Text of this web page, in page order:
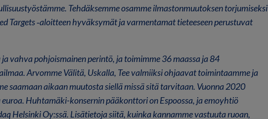
Tehdäksemme osamme ilmastonmuutoksen torjumiseksi
Targets ‑aloitteen hyväksymät ja varmentamat tieteeseen perustuvat
vahva pohjoismainen perintö, ja toimimme 36 maassa ja 84
Arvomme Välitä, Uskalla, Tee valmiiksi ohjaavat toimintaamme ja
saamaan aikaan muutosta siellä missä sitä tarvitaan. Vuonna 2020
Huhtamäki-konsernin pääkonttori on Espoossa, ja emoyhtiö
Helsinki Oy:ssä. Lisätietoja siitä, kuinka kannamme vastuuta ruoan,